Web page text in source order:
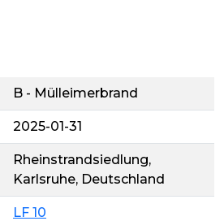
B - Mülleimerbrand
2025-01-31
Rheinstrandsiedlung,
Karlsruhe, Deutschland
LF 10